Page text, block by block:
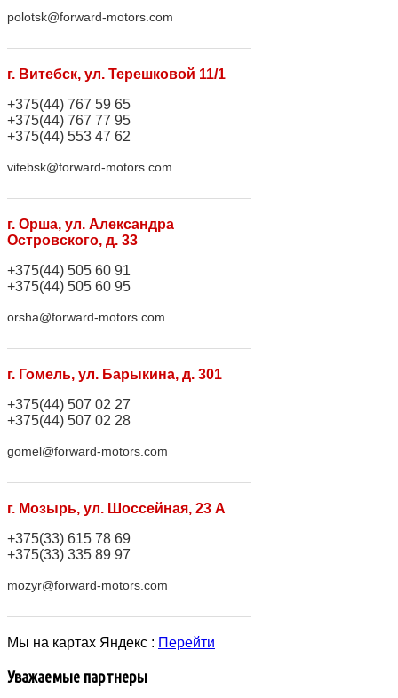
polotsk@forward-motors.com
г. Витебск, ул. Терешковой 11/1
+375(44) 767 59 65
+375(44) 767 77 95
+375(44) 553 47 62
vitebsk@forward-motors.com
г. Орша, ул. Александра
Островского, д. 33
+375(44) 505 60 91
+375(44) 505 60 95
orsha@forward-motors.com
г. Гомель, ул. Барыкина, д. 301
+375(44) 507 02 27
+375(44) 507 02 28
gomel@forward-motors.com
г. Мозырь, ул. Шоссейная, 23 А
+375(33) 615 78 69
+375(33) 335 89 97
mozyr@forward-motors.com
Мы на картах Яндекс : Перейти
Уважаемые партнеры